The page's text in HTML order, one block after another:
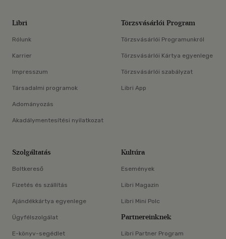
Libri
Rólunk
Karrier
Impresszum
Társadalmi programok
Adományozás
Akadálymentesítési nyilatkozat
Törzsvásárlói Program
Törzsvásárlói Programunkról
Törzsvásárlói Kártya egyenlege
Törzsvásárlói szabályzat
Libri App
Szolgáltatás
Boltkereső
Fizetés és szállítás
Ajándékkártya egyenlege
Ügyfélszolgálat
E-könyv-segédlet
Kultúra
Események
Libri Magazin
Libri Mini Polc
Partnereinknek
Libri Partner Program